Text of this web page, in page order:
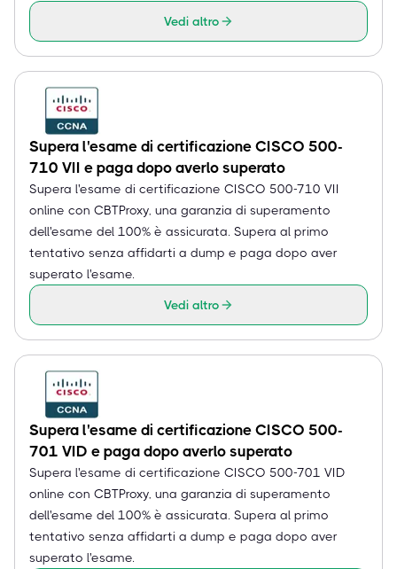
Vedi altro
Supera l'esame di certificazione CISCO 500-
710 VII e paga dopo averlo superato
Supera l'esame di certificazione CISCO 500-710 VII
online con CBTProxy, una garanzia di superamento
dell'esame del 100% è assicurata. Supera al primo
tentativo senza affidarti a dump e paga dopo aver
superato l'esame.
Vedi altro
Supera l'esame di certificazione CISCO 500-
701 VID e paga dopo averlo superato
Supera l'esame di certificazione CISCO 500-701 VID
online con CBTProxy, una garanzia di superamento
dell'esame del 100% è assicurata. Supera al primo
tentativo senza affidarti a dump e paga dopo aver
superato l'esame.